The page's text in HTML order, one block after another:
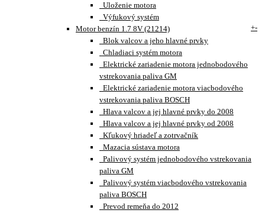
Uloženie motora
Výfukový systém
Motor benzín 1.7 8V (21214)
+-
Blok valcov a jeho hlavné prvky
Chladiaci systém motora
Elektrické zariadenie motora jednobodového
vstrekovania paliva GM
Elektrické zariadenie motora viacbodového
vstrekovania paliva BOSCH
Hlava valcov a jej hlavné prvky do 2008
Hlava valcov a jej hlavné prvky od 2008
Kľukový hriadeľ a zotrvačník
Mazacia sústava motora
Palivový systém jednobodového vstrekovania
paliva GM
Palivový systém viacbodového vstrekovania
paliva BOSCH
Prevod remeňa do 2012